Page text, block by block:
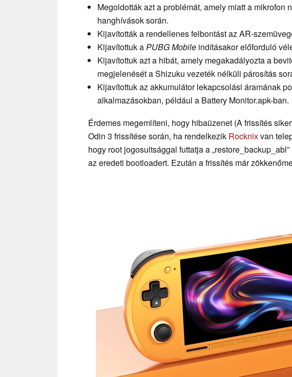
Megoldották azt a problémát, amely miatt a mikrofon
hanghívások során.
Kijavították a rendellenes felbontást az AR-
Kijavítottuk aPUBG Mobile indításakor előforduló
Kijavítottuk azt a hibát, amely megakadályozta a
megjelenését a Shizuku vezeték nélküli párosítás
Kijavítottuk az akkumulátor lekapcsolási áramának
alkalmazásokban, például a Battery Monitor.apk-ban.
Érdemes megemlíteni, hogy hibaüzenet (A frissítés
Odin 3 frissítése során, ha rendelkezik Rocknixvan
hogy root jogosultsággal futtatja a
az eredeti bootloadert. Ezután a frissítés már